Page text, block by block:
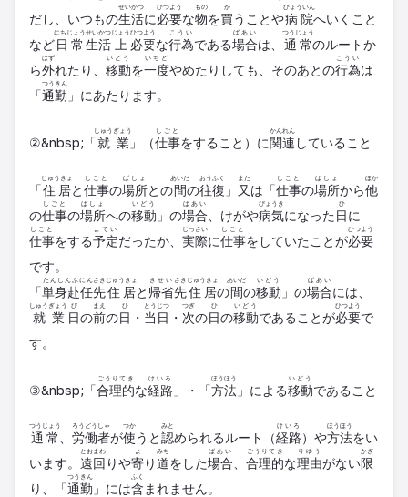
だし、いつもの生活
せいかつ
に必要
ひつよう
な物
もの
を買
か
うことや病院
びょういん
へいくこと
など日常
にちじょう
生活
せいかつ
上
じょう
必要
ひつよう
な行為
こうい
である場合
ばあい
は、 通常
つうじょう
のルートか
ら外
はず
れたり、 移動
いどう
を一度
いちど
やめたりしても、そのあとの行為
こうい
は
「通勤
つうきん
」にあたります。
②&nbsp;「就業
しゅうぎょう
」（仕事
しごと
をすること）に関連
かんれん
していること
「住居
じゅうきょ
と仕事
しごと
の場所
ばしょ
との間
あいだ
の往復
おうふく
」 又
また
は「仕事
しごと
の場所
ばしょ
から他
ほか
の仕事
しごと
の場所
ばしょ
への移動
いどう
」の場合
ばあい
、けがや病気
びょうき
になった 日
ひ
に
仕事
しごと
をする予定
よてい
だったか、 実際
じっさい
に仕事
しごと
をしていたことが必要
ひつよう
です。
「単身赴任
たんしんふにん
先
さき
住居
じゅうきょ
と 帰省
きせい
先
さき
住居
じゅうきょ
の間
あいだ
の移動
いどう
」の場合
ばあい
には、
就業
しゅうぎょう
日
び
の前
まえ
の日
ひ
・ 当日
とうじつ
・ 次
つぎ
の日
ひ
の移動
いどう
であることが必要
ひつよう
で
す。
③&nbsp;「合理的
ごうりてき
な経路
けいろ
」・「方法
ほうほう
」による移動
いどう
であること
通常
つうじょう
労働者
ろうどうしゃ
が使
つか
うと認
みと
められるルート（経路
けいろ
）や方法
ほうほう
をい
います。 遠回
とおまわ
りや寄
よ
り道
みち
をした場合
ばあい
合理的
ごうりてき
な理由
りゆう
がない限
かぎ
り、「通勤
つうきん
」には含
ふく
まれません。